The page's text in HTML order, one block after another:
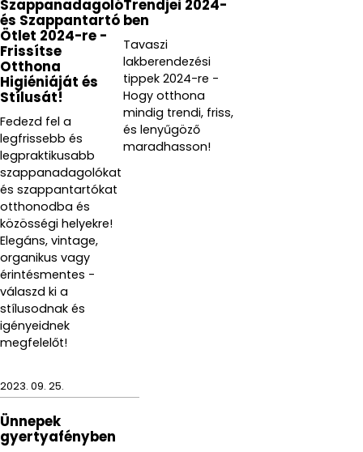
Szappanadagoló
és Szappantartó
Ötlet 2024-re -
Frissítse
Otthona
Higiéniáját és
Stílusát!
Fedezd fel a
legfrissebb és
legpraktikusabb
szappanadagolókat
és szappantartókat
otthonodba és
közösségi helyekre!
Elegáns, vintage,
organikus vagy
érintésmentes -
válaszd ki a
stílusodnak és
igényeidnek
megfelelőt!
Trendjei 2024-
ben
Tavaszi
lakberendezési
tippek 2024-re -
Hogy otthona
mindig trendi, friss,
és lenyűgöző
maradhasson!
2023. 09. 25.
Ünnepek
gyertyafényben